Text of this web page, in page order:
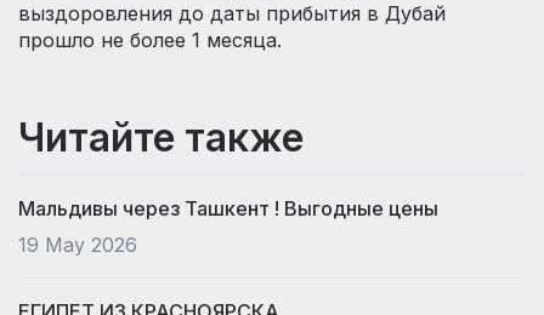
выздоровления до даты прибытия в Дубай
прошло не более 1 месяца.
Читайте также
Мальдивы через Ташкент ! Выгодные цены
19 May 2026